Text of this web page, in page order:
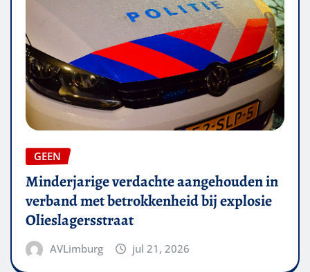
GEEN
Minderjarige verdachte aangehouden in
verband met betrokkenheid bij explosie
Olieslagersstraat
AVLimburg jul 21, 2026